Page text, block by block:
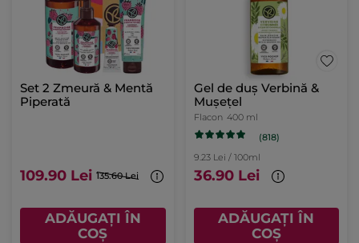
Set 2 Zmeură & Mentă
Piperată
109.90 Lei 135.60 Lei
ADĂUGAȚI ÎN
COȘ
Gel de duș Verbină &
Mușețel
Flacon 400 ml
(818)
9.23 Lei / 100ml
36.90 Lei
ADĂUGAȚI ÎN
COȘ